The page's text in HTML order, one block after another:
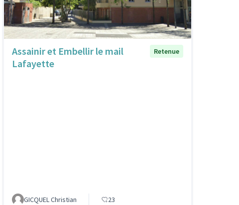
Assainir et Embellir le mail
Lafayette
Retenue
GICQUEL Christian 23